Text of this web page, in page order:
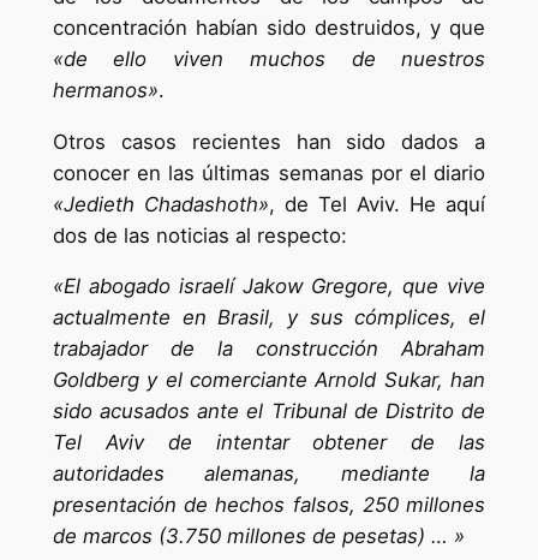
concentración habían sido destruidos, y que
«de ello viven muchos de nuestros
hermanos».
Otros casos recientes han sido dados a
conocer en las últimas semanas por el diario
«Jedieth Chadashoth», de Tel Aviv. He aquí
dos de las noticias al respecto:
«El abogado israelí Jakow Gregore, que vive
actualmente en Brasil, y sus cómplices, el
trabajador de la construcción Abraham
Goldberg y el comerciante Arnold Sukar, han
sido acusados ante el Tribunal de Distrito de
Tel Aviv de intentar obtener de las
autoridades alemanas, mediante la
presentación de hechos falsos, 250 millones
de marcos (3.750 millones de pesetas) … »